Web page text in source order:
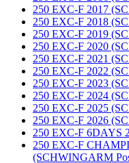
250 EXC-F 2017
250 EXC-F 2018
250 EXC-F 2019
250 EXC-F 2020
250 EXC-F 2021
250 EXC-F 2022
250 EXC-F 2023
250 EXC-F 2024
250 EXC-F 2025
250 EXC-F 2026
250 EXC-F 6DAYS
250 EXC-F
(SCHWINGARM